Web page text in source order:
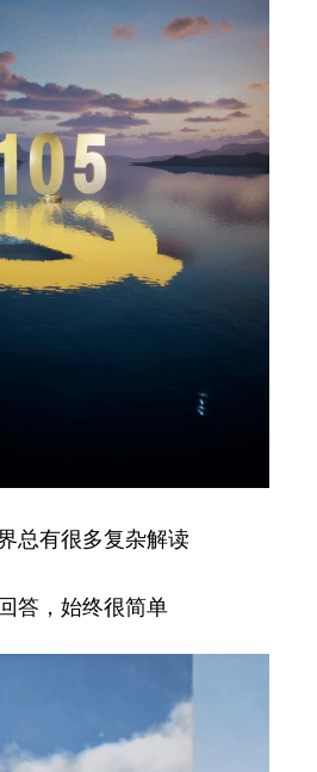
总有很多复杂解读
答，始终很简单